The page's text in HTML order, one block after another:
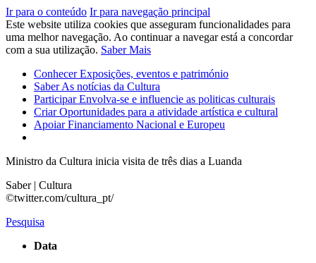
Ir para o conteúdo Ir para navegação principal
Este website utiliza cookies que asseguram funcionalidades para
uma melhor navegação. Ao continuar a navegar está a concordar
com a sua utilização. Saber Mais
ConhecerExposições, eventos e património
SaberAs notícias da Cultura
ParticiparEnvolva-se e influencie as politicas culturais
CriarOportunidades para a atividade artística e cultural
ApoiarFinanciamento Nacional e Europeu
Ministro da Cultura inicia visita de três dias a Luanda
Saber | Cultura
©twitter.com/cultura_pt/
Pesquisa
Data